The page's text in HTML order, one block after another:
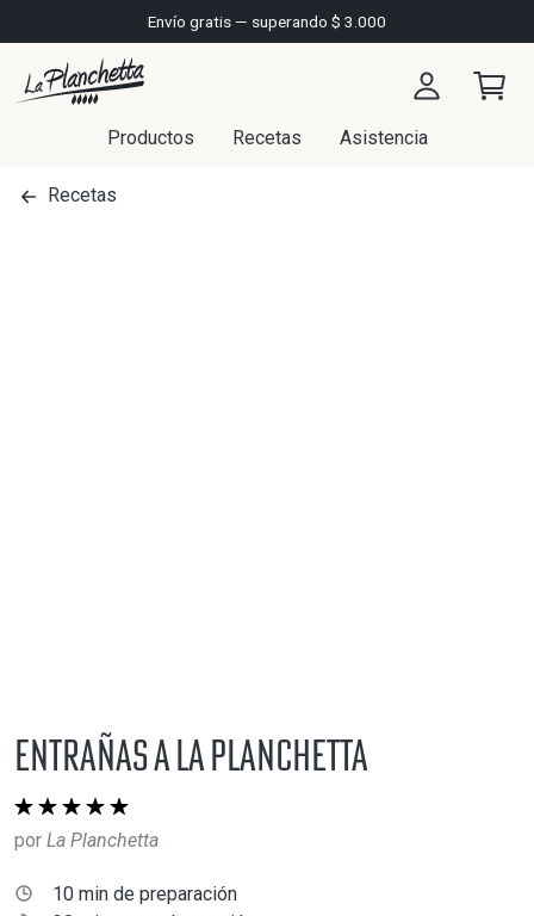
Envío gratis — superando $ 3.000
Productos Recetas Asistencia
Recetas
Entrañas a La Planchetta
por La Planchetta
10 min de preparación